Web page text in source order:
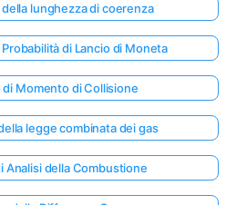
lunghezza di coerenza
di Lancio di Moneta
Momento di Collisione
legge combinata dei gas
Analisi della Combustione